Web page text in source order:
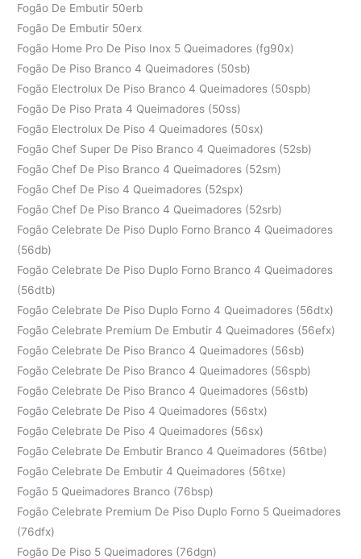
Fogão De Embutir 50erb
Fogão De Embutir 50erx
Fogão Home Pro De Piso Inox 5 Queimadores (fg90x)
Fogão De Piso Branco 4 Queimadores (50sb)
Fogão Electrolux De Piso Branco 4 Queimadores (50spb)
Fogão De Piso Prata 4 Queimadores (50ss)
Fogão Electrolux De Piso 4 Queimadores (50sx)
Fogão Chef Super De Piso Branco 4 Queimadores (52sb)
Fogão Chef De Piso Branco 4 Queimadores (52sm)
Fogão Chef De Piso 4 Queimadores (52spx)
Fogão Chef De Piso Branco 4 Queimadores (52srb)
Fogão Celebrate De Piso Duplo Forno Branco 4 Queimadores
(56db)
Fogão Celebrate De Piso Duplo Forno Branco 4 Queimadores
(56dtb)
Fogão Celebrate De Piso Duplo Forno 4 Queimadores (56dtx)
Fogão Celebrate Premium De Embutir 4 Queimadores (56efx)
Fogão Celebrate De Piso Branco 4 Queimadores (56sb)
Fogão Celebrate De Piso Branco 4 Queimadores (56spb)
Fogão Celebrate De Piso Branco 4 Queimadores (56stb)
Fogão Celebrate De Piso 4 Queimadores (56stx)
Fogão Celebrate De Piso 4 Queimadores (56sx)
Fogão Celebrate De Embutir Branco 4 Queimadores (56tbe)
Fogão Celebrate De Embutir 4 Queimadores (56txe)
Fogão 5 Queimadores Branco (76bsp)
Fogão Celebrate Premium De Piso Duplo Forno 5 Queimadores
(76dfx)
Fogão De Piso 5 Queimadores (76dgn)